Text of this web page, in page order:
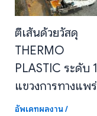
ตีเส้นด้วยวัสดุ
THERMO
PLASTIC ระดับ 1
แขวงการทางแพร่
อัพเดทผลงาน/